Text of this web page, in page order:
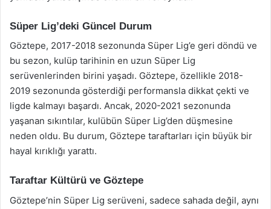
Süper Lig’deki Güncel Durum
Göztepe, 2017-2018 sezonunda Süper Lig’e geri döndü ve
bu sezon, kulüp tarihinin en uzun Süper Lig
serüvenlerinden birini yaşadı. Göztepe, özellikle 2018-
2019 sezonunda gösterdiği performansla dikkat çekti ve
ligde kalmayı başardı. Ancak, 2020-2021 sezonunda
yaşanan sıkıntılar, kulübün Süper Lig’den düşmesine
neden oldu. Bu durum, Göztepe taraftarları için büyük bir
hayal kırıklığı yarattı.
Taraftar Kültürü ve Göztepe
Göztepe’nin Süper Lig serüveni, sadece sahada değil, aynı